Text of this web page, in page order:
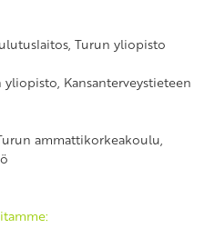
Turun yliopisto
Kansanterveystieteen
ammattikorkeakoulu,